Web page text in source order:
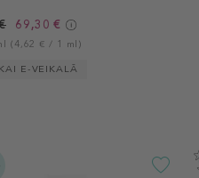
69,30 €
(4,62 € / 1 ml)
E-VEIKALĀ